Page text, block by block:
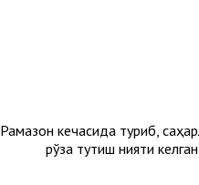
Рамазон кечасида туриб,
рўза тутиш нияти